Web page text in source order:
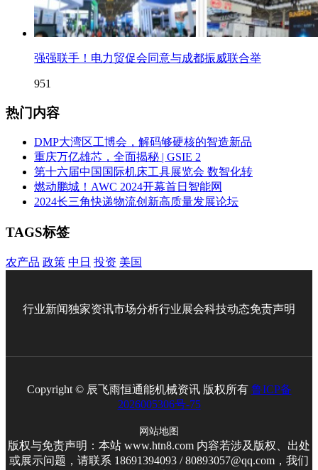
强强联手！电力贸促会同意与成都振威联合举
951
热门内容
DMP大湾区工博会，解码够硬核的智造新品
重庆万亿雄芯，全面揭秘 | GSIE 2
第十六届中国国际机床工具展览会 数智化转
燃动鹏城！AWC 2024开幕首日智能网
2024长三角快递物流创新高质量发展论坛
TAGS标签
农产品 政策 中日 投资 美国
行业新闻独家资讯市场分析行业展会科技动态免责声明
Copyright © 辰飞雨恒通能机械资讯 版权所有 鲁ICP备
2026005306号-75
网站地图
版权与免责声明：本站 www.htn8.com 内容若涉及版权、出处
或展示问题，请联系 18691394093 / 80893057@qq.com，我们